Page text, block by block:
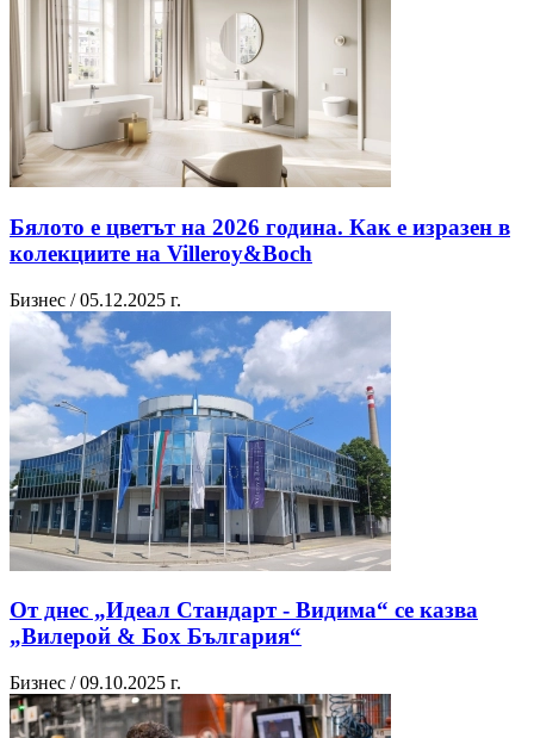
Бялото е цветът на 2026 година. Как е изразен в
колекциите на Villeroy&Boch
Бизнес / 05.12.2025 г.
От днес „Идеал Стандарт - Видима“ се казва
„Вилерой & Бох България“
Бизнес / 09.10.2025 г.